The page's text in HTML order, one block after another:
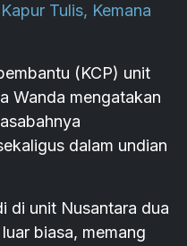
Tulis, Kemana
(KCP) unit
Wanda mengatakan
dalam undian
di unit Nusantara dua
biasa, memang